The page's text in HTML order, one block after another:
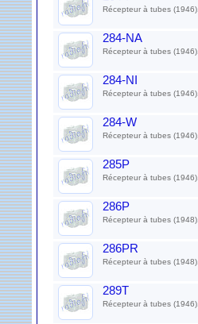
Récepteur à tubes (1946).
284-NA
Récepteur à tubes (1946).
284-NI
Récepteur à tubes (1946).
284-W
Récepteur à tubes (1946).
285P
Récepteur à tubes (1946).
286P
Récepteur à tubes (1948).
286PR
Récepteur à tubes (1948).
289T
Récepteur à tubes (1946).